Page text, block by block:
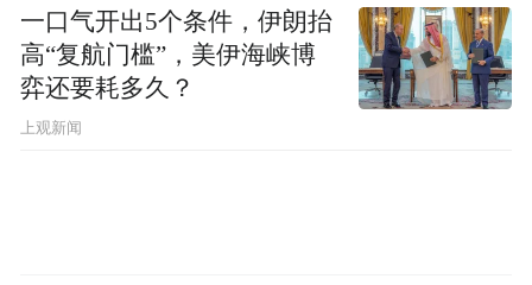
一口气开出5个条件，伊朗抬
高“复航门槛”，美伊海峡博
弈还要耗多久？
上观新闻